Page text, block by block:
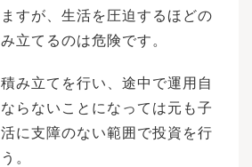
では、ライフプランの
なメリットがあるの
額を可視化することで
の収支・貯蓄額を想定
フイベントや収入・支
まとめます。主なライ
額を明確にし、どの
すが、生活を圧迫するほどの
立てるのは危険です。
み立てを行い、途中で運用自
らないことになっては元も子
に支障のない範囲で投資を行
。